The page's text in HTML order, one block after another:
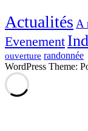
Actualités A
Evenement
ouverture randonnée
WordPress Theme: